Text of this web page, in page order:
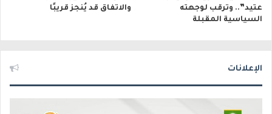
عتيد”.. وترقب لوجهته
السياسية المقبلة
والاتفاق قد يُنجز قريبًا
الإعلانات